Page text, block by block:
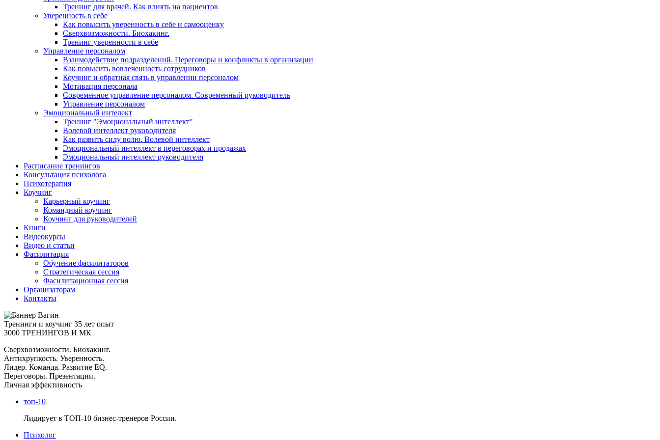
Тренинг для врачей. Как влиять на пациентов
Уверенность в себе
Как повысить уверенность в себе и самооценку
Сверхвозможности. Биохакинг.
Тренинг уверенности в себе
Управление персоналом
Взаимодействие подразделений. Переговоры и конфликты в организации
Как повысить вовлеченность сотрудников
Коучинг и обратная связь в управлении персоналом
Мотивация персонала
Современное управление персоналом. Современный руководитель
Управление персоналом
Эмоциональный интелект
Тренинг "Эмоциональный интеллект"
Волевой интеллект руководителя
Как развить силу волю. Волевой интеллект
Эмоциональный интеллект в переговорах и продажах
Эмоциональный интеллект руководителя
Расписание тренингов
Консультация психолога
Психотерапия
Коучинг
Карьерный коучинг
Командный коучинг
Коучинг для руководителей
Книги
Видеокурсы
Видео и статьи
Фасилитация
Обучение фасилитаторов
Стратегическая сессия
Фасилитационная сессия
Организаторам
Контакты
Тренинги и коучинг 35 лет опыт
3000 ТРЕНИНГОВ И МК
Сверхвозможности. Биохакинг.
Антихрупкость. Уверенность.
Лидер. Команда. Развитие EQ.
Переговоры. Презентации.
Личная эффективность
топ-10
Лидирует в ТОП-10 бизнес-тренеров России.
Психолог